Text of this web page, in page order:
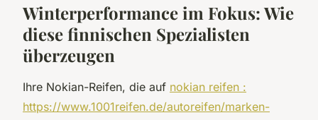
Winterperformance im Fokus: Wie
diese finnischen Spezialisten
überzeugen
Ihre Nokian-Reifen, die auf nokian reifen :
https://www.1001reifen.de/autoreifen/marken-